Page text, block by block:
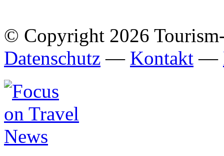
© Copyright 2026
Datenschutz — Kontakt —